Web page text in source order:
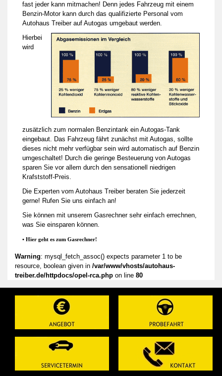
fast jeder kann mitmachen! Denn jedes Fahrzeug mit einem
Benzin-Motor kann durch das qualifizierte Personal vom
Autohaus Treiber auf Autogas umgebaut werden.
Hierbei
wird
zusätzlich zum normalen Benzintank ein Autogas-Tank
eingebaut. Das Fahrzeug fährt zunächst mit Autogas, sollte
dieses nicht mehr verfügbar sein wird automatisch auf Benzin
umgeschaltet! Durch die geringe Besteuerung von Autogas
sparen Sie vor allem durch den sensationell niedrigen
Krafststoff-Preis.
Die Experten vom Autohaus Treiber beraten Sie jederzeit
gerne! Rufen Sie uns einfach an!
Sie können mit unserem Gasrechner sehr einfach errechnen,
was Sie einsparen können.
• Hier geht es zum Gasrechner!
Warning: mysql_fetch_assoc() expects parameter 1 to be
resource, boolean given in /var/www/vhosts/autohaus-
treiber.de/httpdocs/opel-rca.php on line 80